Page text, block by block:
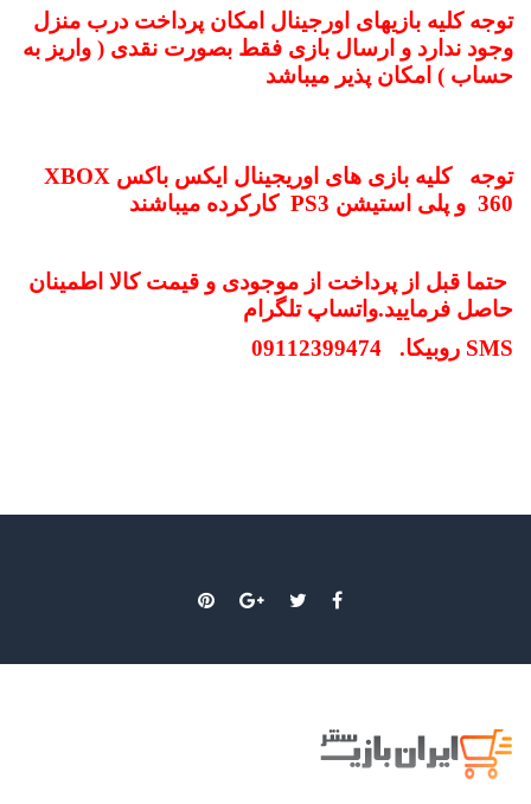
توجه کلیه بازیهای اورجینال امکان پرداخت درب منزل
وجود ندارد و ارسال بازی فقط بصورت نقدی ( واریز به
حساب ) امکان پذیر میباشد
توجه کلیه بازی های اوریجینال ایکس باکس XBOX
360 و پلی استیشن PS3 کارکرده میباشند
حتما قبل از پرداخت از موجودی و قیمت کالا اطمینان
حاصل فرمایید.واتساپ تلگرام
SMS روبیکا. 09112399474